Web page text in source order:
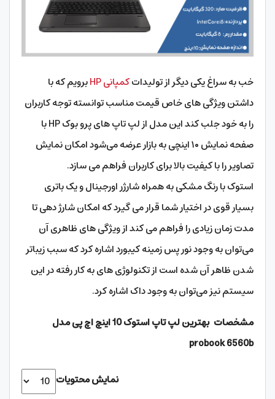
خب به سراغ یکی دیگر از تولیداتکمپانی HP
برویم که با
داشتن ویژگی های خاص قیمت مناسب توانسته توجه کاربران
را به خود جلب کند این مدل از لپ تاپ های پرو بوک HP با
صفحه نمایش ۱۰ اینچی به بازار عرضه می‌شود امکان نمایش
تصاویر را با کیفیت بالا برای کاربران فراهم می سازد.
استوک با رنگ مشکی به همراه شارژر اورجینال و یک باتری
بسیار قوی در اختیار شما قرار می گیرد که امکان شارژ دهی تا
مدت زمان زیادی را فراهم می کند از ویژگی های ظاهری آن
می‌توان به وجود نور پس زمینه کیبورد اشاره کرد که سبب زیباتر
شدن ظاهر آن شده است از تکنولوژی های به کار رفته در این
سیستم نیز می‌توان به وجود داک اشاره کرد.
مشخصات بهترین لپ تاپ استوک 10 اینچ اچ پی مدل
probook 6560b
نمایش محتویات